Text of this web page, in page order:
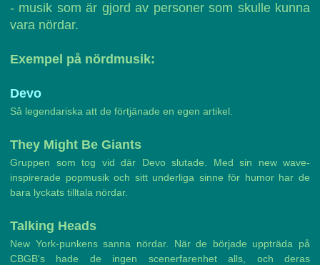
- musik som är gjord av personer som skulle kunna
vara nördar.
Exempel på nördmusik:
Devo
Så legendariska att de förtjänade en egen artikel.
They Might Be Giants
Gruppen som tog vid där Devo slutade. Med sin new wave-
inspirerade popmusik och sitt underliga sinne för humor har de
bara lyckats tilltala nördar.
Talking Heads
New York-punkens sanna nördar. När de började uppträda på
CBGB's hade de ingen scenerfarenhet alls, och deras